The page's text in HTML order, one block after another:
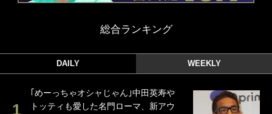
総合ランキング
DAILY WEEKLY
｢めーっちゃオシャじゃん｣中田英寿や
トッティも愛した名門ローマ、新アウ